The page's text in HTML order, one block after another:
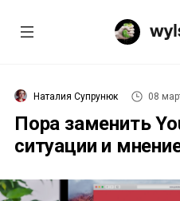
Наталия Супрунюк 08
Пора заменить
ситуации и